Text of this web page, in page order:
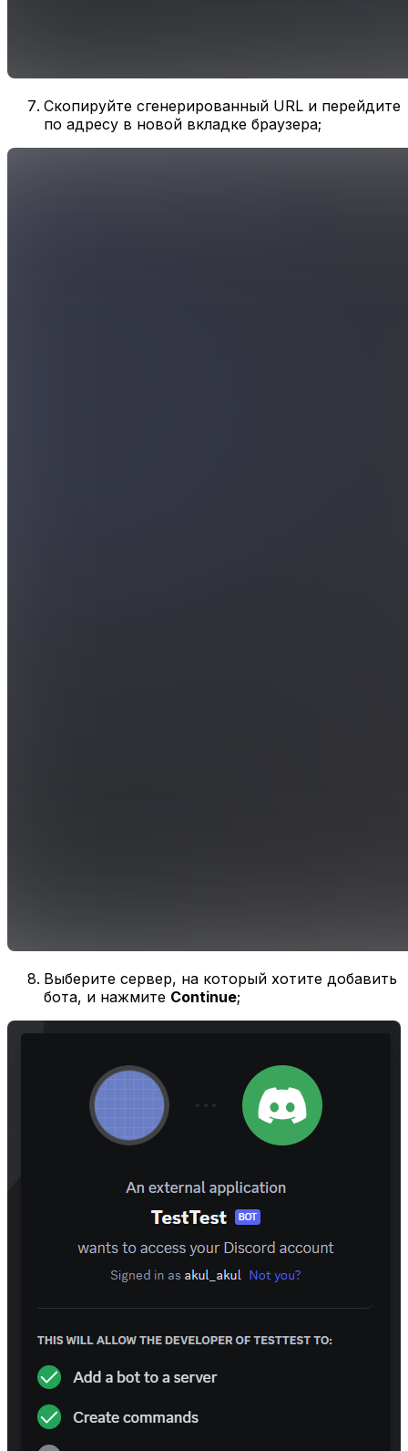
Скопируйте сгенерированный URL и перейдите
по адресу в новой вкладке браузера;
Выберите сервер, на который хотите добавить
бота, и нажмите Continue;